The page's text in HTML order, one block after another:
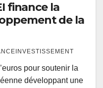
finance la
de la
pour soutenir la
développant une